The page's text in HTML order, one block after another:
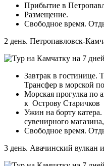
Прибытие в
Размещение.
Свободное время.
2 день. Петропавловск-
Завтрак в гостинице.
Трансфер в морской
Морская прогулка по
к Острову Старичков
Ужин на борту
сувенирного
Свободное время.
3 день. Авачинский вулкан